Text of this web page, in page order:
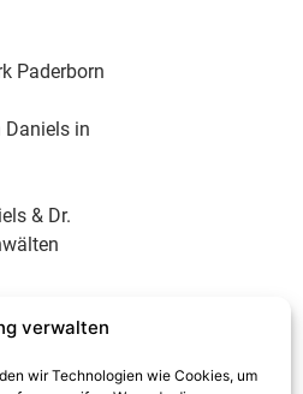
verwalten
wir Technologien wie Cookies, um
Paderborn
Daniels in
& Dr.